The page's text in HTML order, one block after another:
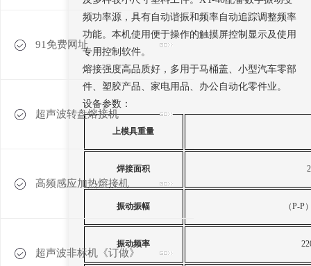
91免费网址
超声波转盘熔接机
高频感应加热熔接机
超声波非标机《订做》
频功率源，具有自动谐振和频率自动追踪调整频率
功能。本机使用便于操作的触摸屏控制显示及使用
专用控制软件。
熔接强度高品质好，多用于马桶盖、小型汽车零部
件、塑胶产品、家电用品、办公自动化零件业。
设备参数：
上模具重量
焊接面积
振动振幅 （P-P
振动频率